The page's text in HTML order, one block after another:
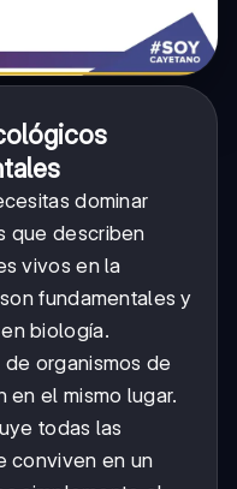
dominar
que describen
vivos en la
fundamentales y
biología.
organismos de
en el mismo lugar.
todas las
conviven en un